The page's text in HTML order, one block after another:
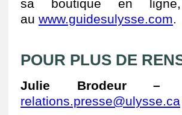
sa boutique en
au www.guidesulysse.com.
POUR PLUS DE
Julie Brodeur –
relations.presse@ulysse.ca